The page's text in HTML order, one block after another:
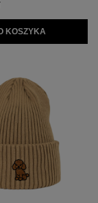
KOSZYKA